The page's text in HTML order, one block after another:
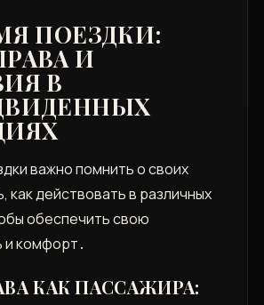
ПОЕЗДКИ:
И
В
важно помнить о своих
как действовать в различных
обеспечить свою
и комфорт․
КАК ПАССАЖИРА: